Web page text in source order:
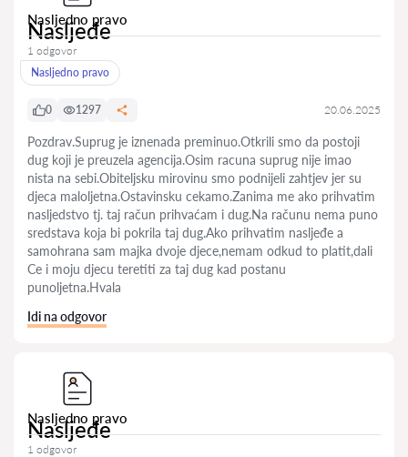
Nasljedno pravo
Nasljeđe
1 odgovor
Nasljedno pravo
0 1297 20.06.2025
Pozdrav.Suprug je iznenada preminuo.Otkrili smo da postoji
dug koji je preuzela agencija.Osim racuna suprug nije imao
nista na sebi.Obiteljsku mirovinu smo podnijeli zahtjev jer su
djeca maloljetna.Ostavinsku cekamo.Zanima me ako prihvatim
nasljedstvo tj. taj račun prihvaćam i dug.Na računu nema puno
sredstava koja bi pokrila taj dug.Ako prihvatim nasljeđe a
samohrana sam majka dvoje djece,nemam odkud to platit,dali
Ce i moju djecu teretiti za taj dug kad postanu
punoljetna.Hvala
Idi na odgovor
Nasljedno pravo
Nasljeđe
1 odgovor